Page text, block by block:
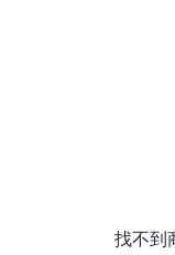
找不到